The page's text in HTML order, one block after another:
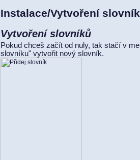
Instalace/Vytvoření
Vytvoření slovníků
Pokud chceš začít od nuly, tak stačí v
slovníku" vytvořit nový slovník.